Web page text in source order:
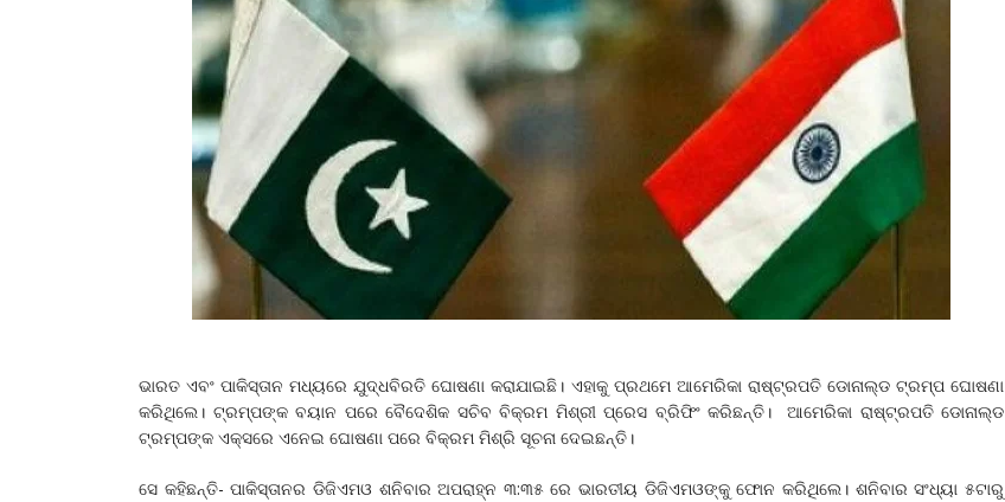
ଭାରତ ଏବଂ ପାକିସ୍ତାନ ମଧ୍ୟରେ ଯୁଦ୍ଧବିରତି ଘୋଷଣା କରାଯାଇଛି। ଏହାକୁ ପ୍ରଥମେ ଆମେରିକା ରାଷ୍ଟ୍ରପତି ଡୋନାଲ୍ଡ ଟ୍ରମ୍ପ ଘୋଷଣା
କରିଥିଲେ। ଟ୍ରମ୍ପଙ୍କ ବୟାନ ପରେ ବୈଦେଶିକ ସଚିବ ବିକ୍ରମ ମିଶ୍ରୀ ପ୍ରେସ ବ୍ରିଫିଂ କରିଛନ୍ତି। ଆମେରିକା ରାଷ୍ଟ୍ରପତି ଡୋନାଲ୍ଡ
ଟ୍ରମ୍ପଙ୍କ ଏକ୍ସରେ ଏନେଇ ଘୋଷଣା ପରେ ବିକ୍ରମ ମିଶ୍ରି ସୂଚନା ଦେଇଛନ୍ତି।
ସେ କହିଛନ୍ତି- ପାକିସ୍ତାନର ଡିଜିଏମଓ ଶନିବାର ଅପରାହ୍ନ ୩:୩୫ ରେ ଭାରତୀୟ ଡିଜିଏମଓଙ୍କୁ ଫୋନ କରିଥିଲେ। ଶନିବାର ସଂଧ୍ୟା ୫ଟାରୁ